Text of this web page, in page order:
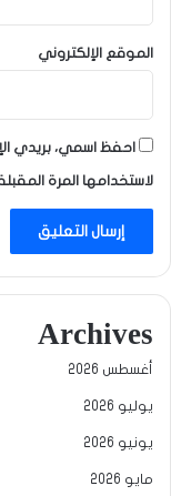
الموقع الإلكتروني
احفظ اسمي، بريدي
لاستخدامها المرة
Archives
أغسطس 2026
يوليو 2026
يونيو 2026
مايو 2026